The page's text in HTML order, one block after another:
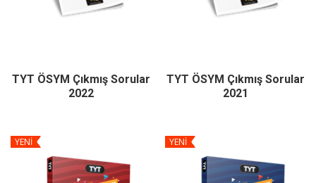
TYT ÖSYM Çıkmış Sorular
2022
TYT ÖSYM Çıkmış Sorular
2021
YENİ YENİ